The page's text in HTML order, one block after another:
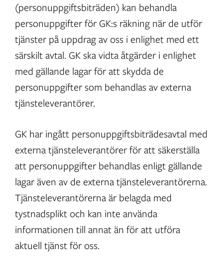
(personuppgiftsbiträden) kan behandla
personuppgifter för GK:s räkning när de utför
tjänster på uppdrag av oss i enlighet med ett
särskilt avtal. GK ska vidta åtgärder i enlighet
med gällande lagar för att skydda de
personuppgifter som behandlas av externa
tjänsteleverantörer.
GK har ingått personuppgiftsbiträdesavtal med
externa tjänsteleverantörer för att säkerställa
att personuppgifter behandlas enligt gällande
lagar även av de externa tjänsteleverantörerna.
Tjänsteleverantörerna är belagda med
tystnadsplikt och kan inte använda
informationen till annat än för att utföra
aktuell tjänst för oss.